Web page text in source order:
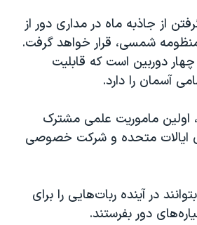
از جاذبه ماه در مداری دور از
شمسی، قرار خواهد گرفت.
دوربین است که قابلیت
اولین ماموریت علمی مشترک
ایالات متحده و شرکت خصوصی
در آینده ربات‌هایی را برای
دور بفرستند.